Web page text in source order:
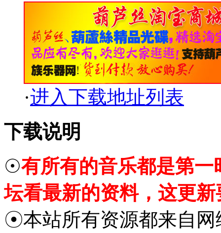
·进入下载地址列表
下载说明
☉有所有的音乐都是第
坛看最新的资料，这更
☉本站所有资源都来自网